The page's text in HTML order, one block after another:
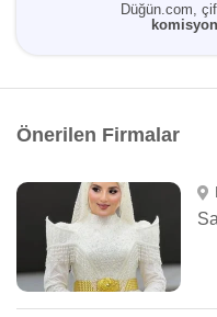
Düğün.com,
Önerilen Firmalar